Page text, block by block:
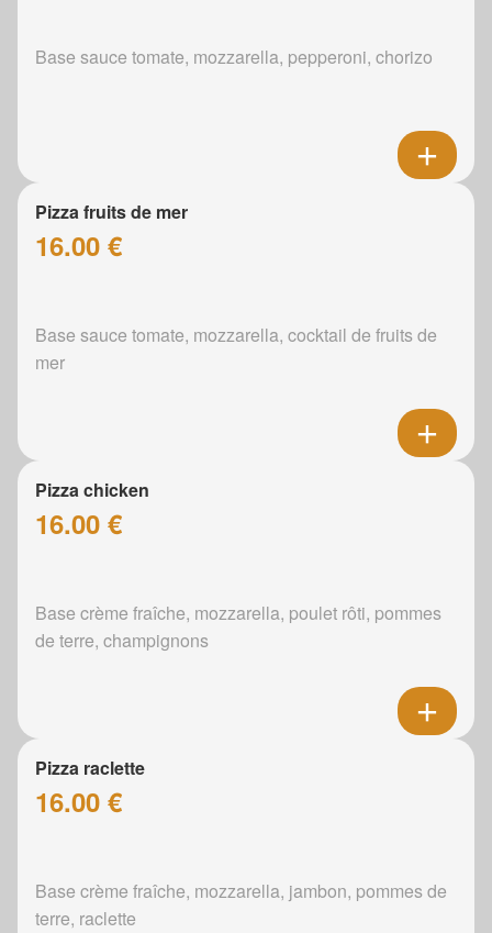
Base sauce tomate, mozzarella, pepperoni, chorizo
Pizza fruits de mer
16.00 €
Base sauce tomate, mozzarella, cocktail de fruits de
mer
Pizza chicken
16.00 €
Base crème fraîche, mozzarella, poulet rôti, pommes
de terre, champignons
Pizza raclette
16.00 €
Base crème fraîche, mozzarella, jambon, pommes de
terre, raclette